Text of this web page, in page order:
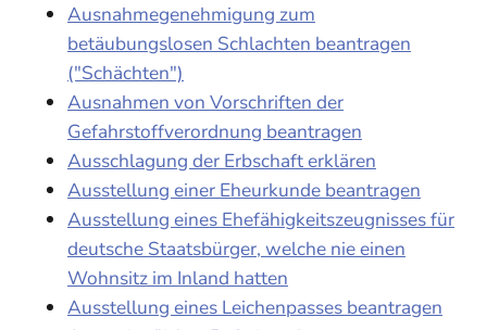
Ausnahmegenehmigung zum
betäubungslosen Schlachten beantragen
("Schächten")
Ausnahmen von Vorschriften der
Gefahrstoffverordnung beantragen
Ausschlagung der Erbschaft erklären
Ausstellung einer Eheurkunde beantragen
Ausstellung eines Ehefähigkeitszeugnisses für
deutsche Staatsbürger, welche nie einen
Wohnsitz im Inland hatten
Ausstellung eines Leichenpasses beantragen